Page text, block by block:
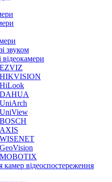
звуком
відеокамери
HIKVISION
DAHUA
MOBOTIX
камер відеоспостереження